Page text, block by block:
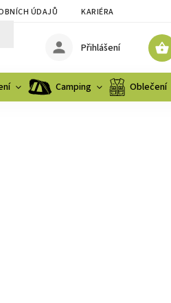
ÚDAJŮ KARIÉRA
Přihlášení
Camping Oblečení